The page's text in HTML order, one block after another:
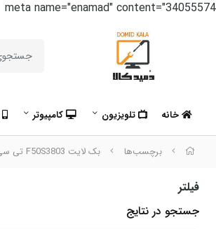
meta name="enamad" content="34055574
خانه تلویزیون کامپیوتر
برچسب‌ها بک لایت F50S3803 تی سی ال
فیلتر
جستجو در نتایج